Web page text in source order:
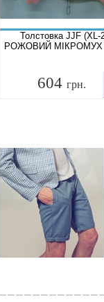
Толстовка JJF (XL-
РОЖОВИЙ МІКРОМУХ
604 грн.